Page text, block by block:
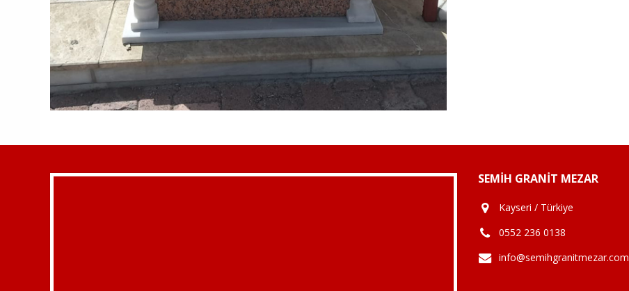
SEMIH GRANIT MEZAR
Kayseri / Türkiye
0552 236 0138
info@semihgranitmezar.com